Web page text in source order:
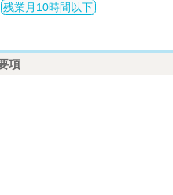
残業月10時間以下
項